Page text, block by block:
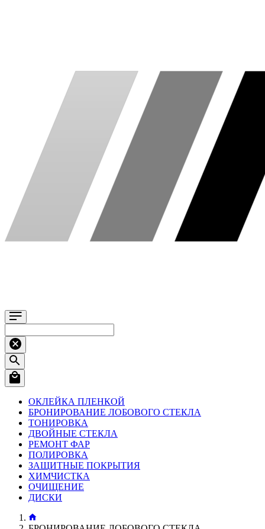
ОКЛЕЙКА ПЛЕНКОЙ
БРОНИРОВАНИЕ ЛОБОВОГО СТЕКЛА
ТОНИРОВКА
ДВОЙНЫЕ СТЕКЛА
РЕМОНТ ФАР
ПОЛИРОВКА
ЗАЩИТНЫЕ ПОКРЫТИЯ
ХИМЧИСТКА
ОЧИЩЕНИЕ
ДИСКИ